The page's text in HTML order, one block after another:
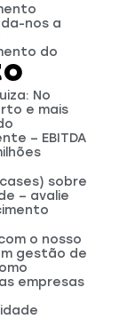
nos a
do
No
e mais
– EBITDA
sobre
– avalie
o nosso
gestão de
empresas